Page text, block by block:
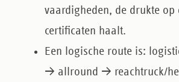
vaardigheden, de drukte op
certificaten haalt.
Een logische route is:
→ allround → reachtruck/